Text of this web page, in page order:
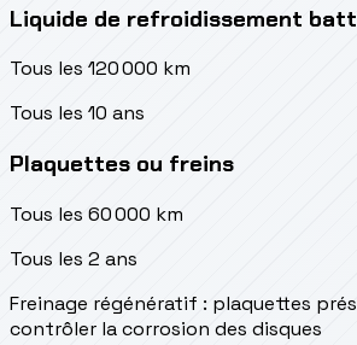
Liquide de refroidissement
Tous les 120 000 km
Tous les 10 ans
Plaquettes ou freins
Tous les 60 000 km
Tous les 2 ans
Freinage régénératif : plaquettes
contrôler la corrosion des disques